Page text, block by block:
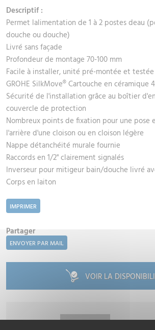
Descriptif :
Permet lalimentation de 1 à 2 postes deau
douche ou douche)
Livré sans façade
Profondeur de montage 70-100 mm
Facile à installer, unité pré-montée et
GROHE SilkMove® Cartouche en céramique
Sécurité de l'installation grâce au boîtier
couvercle de protection
Nombreux points de fixation pour une pose
l'arrière d'une cloison ou en cloison légère
Nappe détanchéité murale fournie
Raccords en 1/2" clairement signalés
Inverseur pour mitigeur bain/douche livré
Corps en laiton
IMPRIMER
Partager
ENVOYER PAR MAIL
VOIR LA